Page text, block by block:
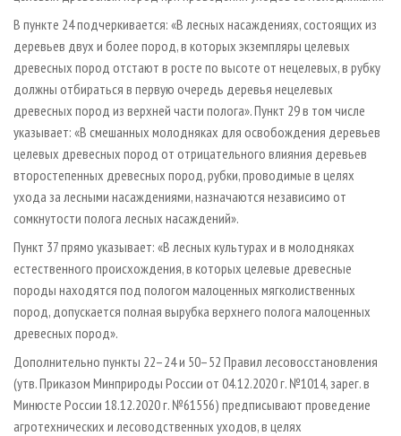
В пункте 24 подчеркивается: «В лесных насаждениях, состоящих из
деревьев двух и более пород, в которых экземпляры целевых
древесных пород отстают в росте по высоте от нецелевых, в рубку
должны отбираться в первую очередь деревья нецелевых
древесных пород из верхней части полога». Пункт 29 в том числе
указывает: «В смешанных молодняках для освобождения деревьев
целевых древесных пород от отрицательного влияния деревьев
второстепенных древесных пород, рубки, проводимые в целях
ухода за лесными насаждениями, назначаются независимо от
сомкнутости полога лесных насаждений».
Пункт 37 прямо указывает: «В лесных культурах и в молодняках
естественного происхождения, в которых целевые древесные
породы находятся под пологом малоценных мягколиственных
пород, допускается полная вырубка верхнего полога малоценных
древесных пород».
Дополнительно пункты 22–24 и 50–52 Правил лесовосстановления
(утв. Приказом Минприроды России от 04.12.2020 г. №1014, зарег. в
Минюсте России 18.12.2020 г. №61556) предписывают проведение
агротехнических и лесоводственных уходов, в целях